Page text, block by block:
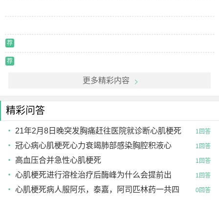
荐
荐
更多精彩内容
精彩问答
21年2月8日晚突发胸痛赶往医院就诊断心肌梗死 1回答
冠心病心肌梗死心力衰竭肺部感染胸腔积液心 1回答
高血压合并急性心肌梗死 1回答
心肌梗死进行溶栓治疗后酶峰为什么会提前出
现？
1回答
心肌梗死病人服阿乐，泰嘉，阿司匹林药一共四 0回答